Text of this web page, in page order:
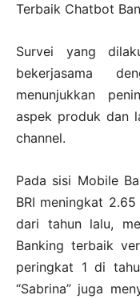
Terbaik Chatbot
Survei yang
bekerjasama
menunjukkan
aspek produk dan
channel.
Pada sisi Mobile
BRI meningkat
dari tahun lalu,
Banking terbaik
peringkat 1 di
“Sabrina” juga